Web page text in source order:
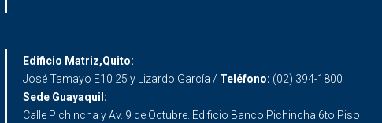
Edificio Matriz,Quito:
José Tamayo E10 25 y Lizardo García / Teléfono: (02) 394-1800
Sede Guayaquil:
Calle Pichincha y Av. 9 de Octubre. Edificio Banco Pichincha 6to Piso